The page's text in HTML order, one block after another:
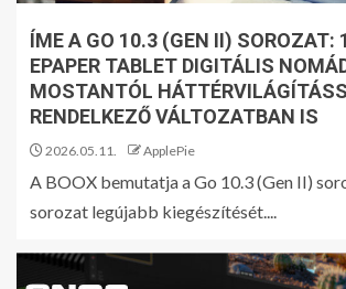
ÍME A GO 10.3 (GEN II) SOROZAT:
EPAPER TABLET DIGITÁLIS
MOSTANTÓL
RENDELKEZŐ VÁLTOZATBAN IS
2026.05.11. ApplePie
A BOOX bemutatja a Go 10.3 (Gen II)
sorozat legújabb kiegészítését....